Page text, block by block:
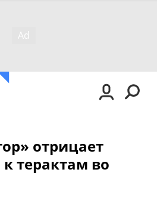
отрицает
терактам во